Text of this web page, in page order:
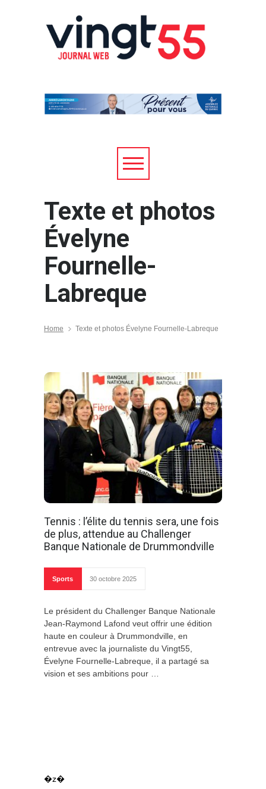
Texte et photos
Évelyne
Fournelle-
Labreque
Home Texte et photos Évelyne Fournelle-Labreque
Tennis : l’élite du tennis sera, une fois
de plus, attendue au Challenger
Banque Nationale de Drummondville
Sports 30 octobre 2025
Le président du Challenger Banque Nationale
Jean-Raymond Lafond veut offrir une édition
haute en couleur à Drummondville, en
entrevue avec la journaliste du Vingt55,
Évelyne Fournelle-Labreque, il a partagé sa
vision et ses ambitions pour …
�z�